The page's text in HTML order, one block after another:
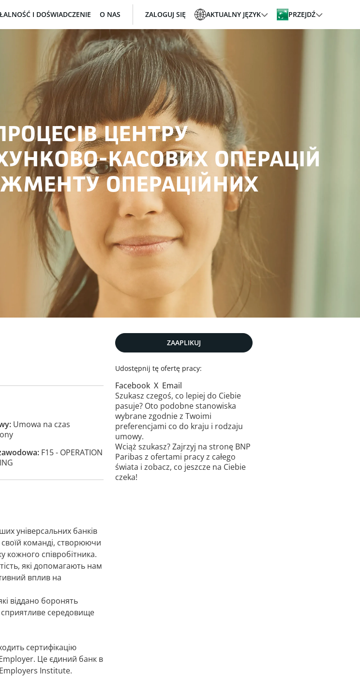
I DOŚWIADCZENIE O NAS ZALOGUJ SIĘ AKTUALNY JĘZYK PRZEJDŹ
ЦЕНТРУ
КАСОВИХ ОПЕРАЦІЙ
ОПЕРАЦІЙНИХ
Umowa na czas
F15 - OPERATION
універсальних банків
своїй команді, створюючи
кожного співробітника.
які допомагають нам
вплив на
віддано боронять
сприятливе середовище
сертифікацію
Це єдиний банк в
Institute.
ZAAPLIKUJ
Udostępnij tę ofertę pracy:
Facebook X Email
Szukasz czegoś, co lepiej do Ciebie
pasuje? Oto podobne stanowiska
wybrane zgodnie z Twoimi
preferencjami co do kraju i rodzaju
umowy.
Wciąż szukasz? Zajrzyj na stronę BNP
Paribas z ofertami pracy z całego
świata i zobacz, co jeszcze na Ciebie
czeka!